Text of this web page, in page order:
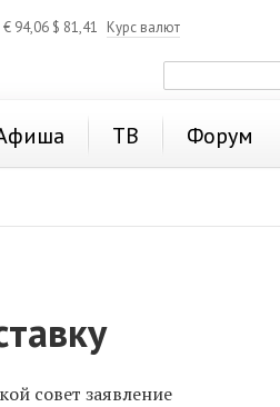
€ 94,06 $ 81,41 Курс валют
ТВ Форум
совет заявление